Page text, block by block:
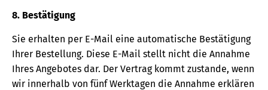
8. Bestätigung
Sie erhalten per E-Mail eine automatische Bestätigung
Ihrer Bestellung. Diese E-Mail stellt nicht die Annahme
Ihres Angebotes dar. Der Vertrag kommt zustande, wenn
wir innerhalb von fünf Werktagen die Annahme erklären